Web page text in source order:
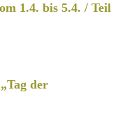
1.4. bis 5.4. / Teil
der